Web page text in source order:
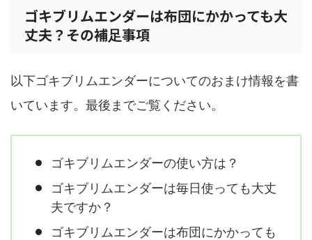
ゴキブリムエンダーは布団にかかっても大
丈夫？その補足事項
以下ゴキブリムエンダーについてのおまけ情報を書
いています。最後までご覧ください。
ゴキブリムエンダーの使い方は？
ゴキブリムエンダーは毎日使っても大丈
夫ですか？
ゴキブリムエンダーは布団にかかっても